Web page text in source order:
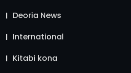
Deoria News
International
Kitabi kona